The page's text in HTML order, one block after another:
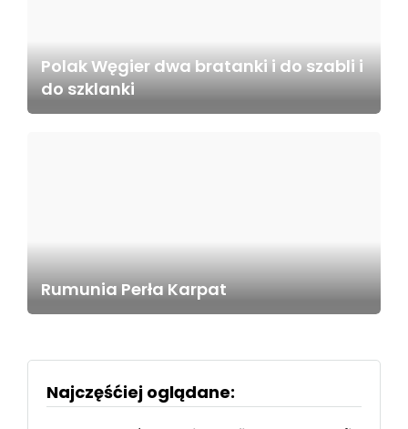
Polak Węgier dwa bratanki i do szabli i
do szklanki
Rumunia Perła Karpat
Najczęśćiej oglądane: